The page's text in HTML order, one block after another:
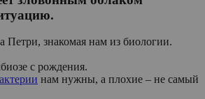
Петри, знакомая нам из биологии.
с рождения.
нам нужны, а плохие – не самый